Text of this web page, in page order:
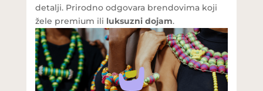
detalji. Prirodno odgovara brendovima koji
žele premium ili luksuzni dojam.